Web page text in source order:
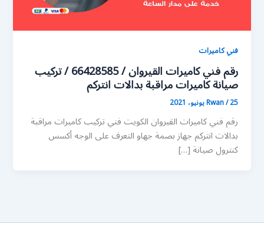
فني كاميرات
رقم فني كاميرات القيروان / 66428585 / تركيب
صيانة كاميرات مراقبة بدالات انتركم
Rwan/25 يونيو، 2021
رقم فني كاميرات القيروان الكويت فني تركيب كاميرات مراقبة
بدالات انتركم جهاز بصمة جهاو التعرف على الوجه أكسس
كنترول صيانة […]